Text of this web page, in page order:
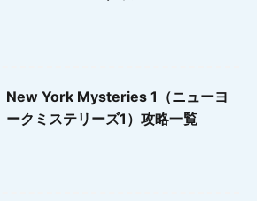
New York Mysteries 1（ニューヨ
ークミステリーズ1）攻略一覧